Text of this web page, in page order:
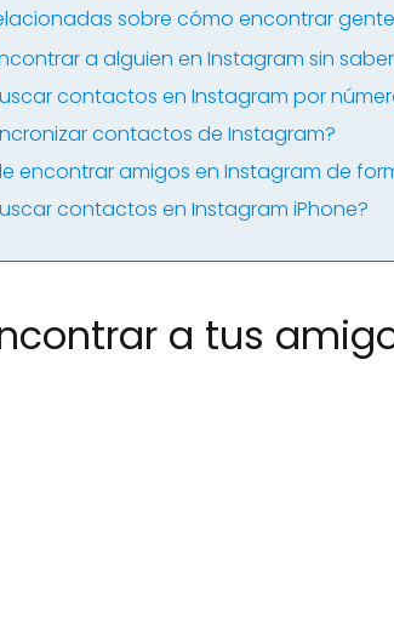
sobre cómo encontrar
a alguien en Instagram sin
contactos en Instagram por
contactos de Instagram?
encontrar amigos en Instagram de
contactos en Instagram iPhone?
a tus